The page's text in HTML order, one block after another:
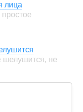
лица
шелушится, не